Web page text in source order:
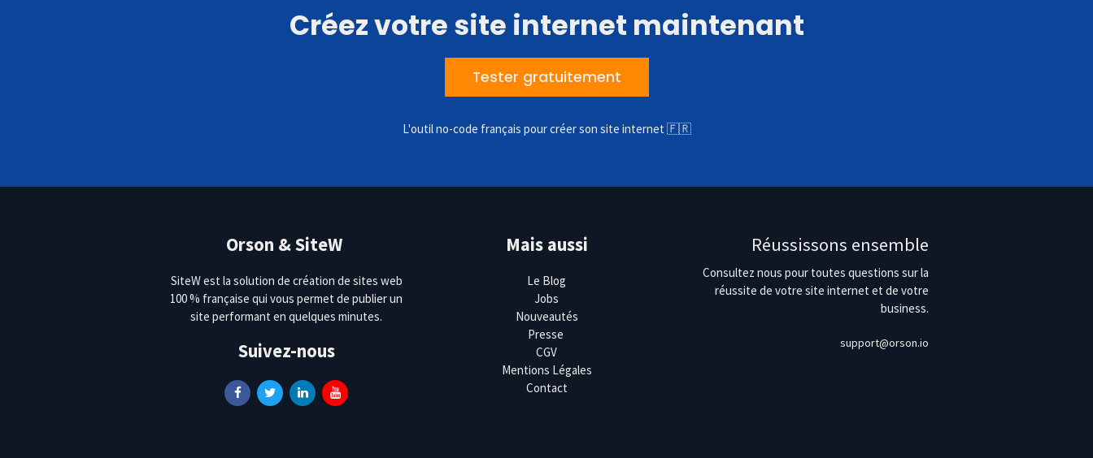
Créez votre site internet maintenant
Tester gratuitement
L'outil no-code français pour créer son site internet 🇫🇷
Orson & SiteW
SiteW est la solution de création de sites web
100 % française qui vous permet de publier un
site performant en quelques minutes.
Suivez-nous
Mais aussi
Le Blog
Jobs
Nouveautés
Presse
CGV
Mentions Légales
Contact
Réussissons ensemble
Consultez nous pour toutes questions sur la
réussite de votre site internet et de votre
business.
support@orson.io